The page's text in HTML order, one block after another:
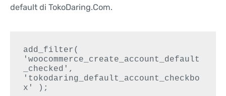
default di TokoDaring.Com.
add_filter(
'woocommerce_create_account_default
_checked',
'tokodaring_default_account_checkbo
x' );